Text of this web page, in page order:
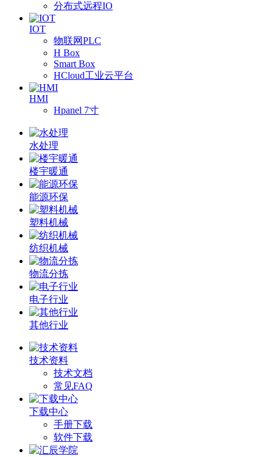
分布式远程IO
IOT
物联网PLC
H Box
Smart Box
HCloud工业云平台
HMI
Hpanel 7寸
水处理
楼宇暖通
能源环保
塑料机械
纺织机械
物流分拣
电子行业
其他行业
技术资料
技术文档
常见FAQ
下载中心
手册下载
软件下载